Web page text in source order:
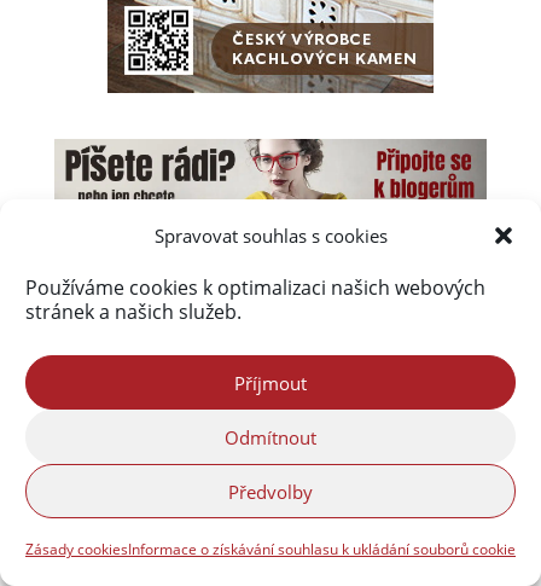
Spravovat souhlas s cookies
Používáme cookies k optimalizaci našich webových
stránek a našich služeb.
Příjmout
Odmítnout
Předvolby
Zásady cookiesInformace o získávání souhlasu k ukládání souborů cookie
Obsah webu
Kalendář akcí na Frýdlantsku
Ceník inzerce
Kontakty & Redakce
Zásady cookies (EU)